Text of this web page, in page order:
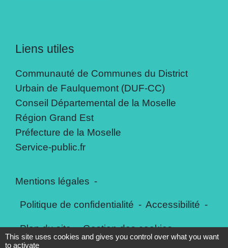
Liens utiles
Communauté de Communes du District
Urbain de Faulquemont (DUF-CC)
Conseil Départemental de la Moselle
Région Grand Est
Préfecture de la Moselle
Service-public.fr
Mentions légales -
Politique de confidentialité - Accessibilité -
Plan du site - Gestion des cookies
This site uses cookies and gives you control over what you want
to activate